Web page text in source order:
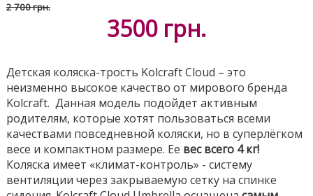
2 700 грн.
3500 грн.
Детская коляска-трость Kolcraft Cloud – это
неизменно высокое качество от мирового бренда
Kolcraft. Данная модель подойдет активным
родителям, которые хотят пользоваться всеми
качествами повседневной коляски, но в суперлёгком
весе и компактном размере. Ее вес всего 4 кг!
Коляска имеет «климат-контроль» - систему
вентиляции через закрываемую сетку на спинке